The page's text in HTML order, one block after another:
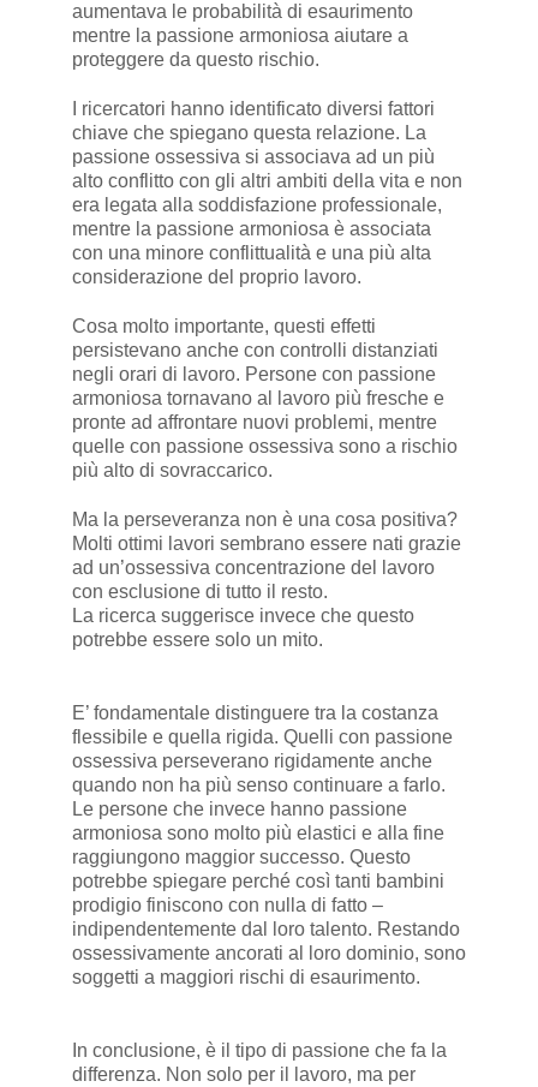
aumentava le probabilità di esaurimento
mentre la passione armoniosa aiutare a
proteggere da questo rischio.
I ricercatori hanno identificato diversi fattori
chiave che spiegano questa relazione. La
passione ossessiva si associava ad un più
alto conflitto con gli altri ambiti della vita e non
era legata alla soddisfazione professionale,
mentre la passione armoniosa è associata
con una minore conflittualità e una più alta
considerazione del proprio lavoro.
Cosa molto importante, questi effetti
persistevano anche con controlli distanziati
negli orari di lavoro. Persone con passione
armoniosa tornavano al lavoro più fresche e
pronte ad affrontare nuovi problemi, mentre
quelle con passione ossessiva sono a rischio
più alto di sovraccarico.
Ma la perseveranza non è una cosa positiva?
Molti ottimi lavori sembrano essere nati grazie
ad un’ossessiva concentrazione del lavoro
con esclusione di tutto il resto.
La ricerca suggerisce invece che questo
potrebbe essere solo un mito.
E’ fondamentale distinguere tra la costanza
flessibile e quella rigida. Quelli con passione
ossessiva perseverano rigidamente anche
quando non ha più senso continuare a farlo.
Le persone che invece hanno passione
armoniosa sono molto più elastici e alla fine
raggiungono maggior successo. Questo
potrebbe spiegare perché così tanti bambini
prodigio finiscono con nulla di fatto –
indipendentemente dal loro talento. Restando
ossessivamente ancorati al loro dominio, sono
soggetti a maggiori rischi di esaurimento.
In conclusione, è il tipo di passione che fa la
differenza. Non solo per il lavoro, ma per